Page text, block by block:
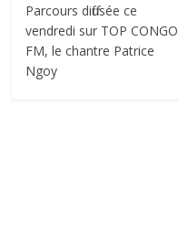
Parcours diffusée ce
vendredi sur TOP CONGO
FM, le chantre Patrice
Ngoy